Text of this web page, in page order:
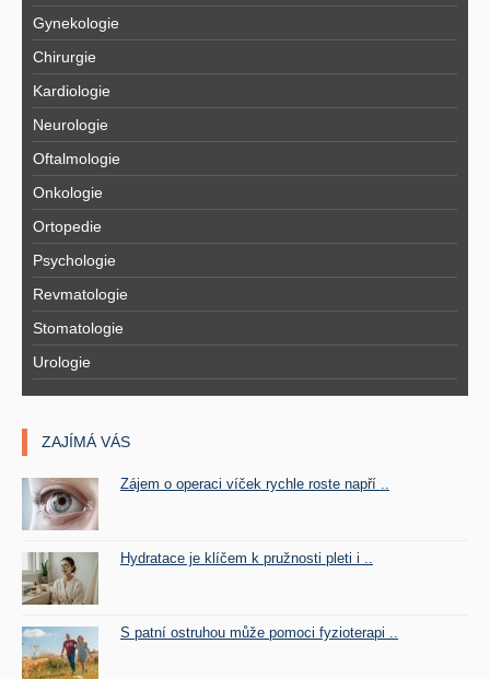
Gynekologie
Chirurgie
Kardiologie
Neurologie
Oftalmologie
Onkologie
Ortopedie
Psychologie
Revmatologie
Stomatologie
Urologie
ZAJÍMÁ VÁS
Zájem o operaci víček rychle roste napří ..
Hydratace je klíčem k pružnosti pleti i ..
S patní ostruhou může pomoci fyzioterapi ..